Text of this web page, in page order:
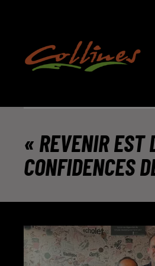
« REVENIR EST
CONFIDENCES